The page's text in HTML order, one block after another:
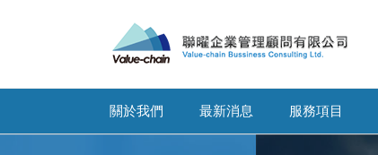
關於我們 最新消息 服務項目